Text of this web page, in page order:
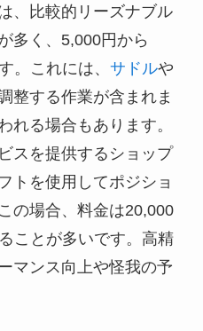
、比較的リーズナブル
多く、5,000円から
。これには、 サドルや
整する作業が含まれま
れる場合もあります。
スを提供するショップ
トを使用してポジショ
の場合、料金は20,000
ことが多いです。高精
マンス向上や怪我の予